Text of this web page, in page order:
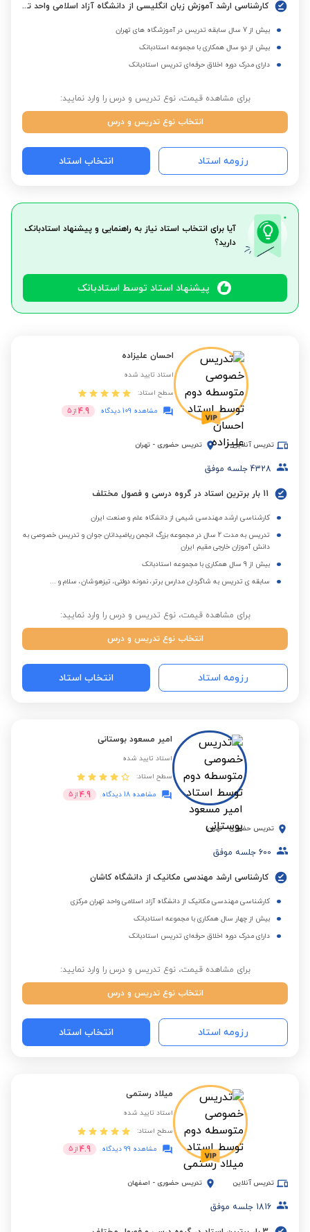
کارشناسی ارشد آموزش زبان انگلیسی از دانشگاه آزاد اسلامی واحد تهران جنوب
بیش از 7 سال سابقه تدریس در آموزشگاه های تهران
بیش از دو سال همکاری با مجموعه استادبانک
دارای مدرک دوره اخلاق حرفه‌ای تدریس استادبانک
برای مشاهده قیمت، نوع تدریس و درس را وارد نمایید:
انتخاب نوع تدریس و درس
رزومه استاد انتخاب استاد
آیا برای انتخاب استاد نیاز به راهنمایی و پیشنهاد استادبانک
دارید؟
پیشنهاد استاد توسط استادبانک
احسان علیزاده
استاد تایید شده
سطح استاد:
مشاهده 109 دیدگاه
4.9 از 5
تدریس آنلاین تدریس حضوری - تهران
4328 جلسه موفق
11 بار برترین استاد در گروه درسی و فصول مختلف
کارشناسی ارشد مهندسی شیمی از دانشگاه علم و صنعت ایران
تدریس به مدت 2 سال در مجموعه بزرگ انجمن ریاضیدانان جوان و تدریس خصوصی به
دانش آموزان خارجی مقیم ایران
بیش از 9 سال همکاری با مجموعه استادبانک
سابقه ی تدریس به شاگردان مدارس برتر، نمونه دولتی، تیزهوشان، سلام و ...
برای مشاهده قیمت، نوع تدریس و درس را وارد نمایید:
انتخاب نوع تدریس و درس
رزومه استاد انتخاب استاد
امیر مسعود بوستانی
استاد تایید شده
سطح استاد:
مشاهده 18 دیدگاه
4.9 از 5
تدریس حضوری - تهران
600 جلسه موفق
کارشناسی ارشد مهندسی مکانیک از دانشگاه کاشان
کارشناسی مهندسی مکانیک از دانشگاه آزاد اسلامی واحد تهران مرکزی
بیش از چهار سال همکاری با مجموعه استادبانک
دارای مدرک دوره اخلاق حرفه‌ای تدریس استادبانک
برای مشاهده قیمت، نوع تدریس و درس را وارد نمایید:
انتخاب نوع تدریس و درس
رزومه استاد انتخاب استاد
میلاد رستمی
استاد تایید شده
سطح استاد:
مشاهده 99 دیدگاه
4.9 از 5
تدریس آنلاین تدریس حضوری - اصفهان
1816 جلسه موفق